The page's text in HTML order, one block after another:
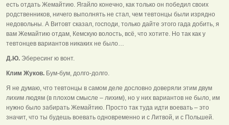
есть отдать Жемайтию. Ягайло конечно, как только он победил своих
родственников, ничего выполнять не стал, чем тевтонцы были изрядно
недовольны. А Витовт сказал, господи, только дайте этого гада добить, я
вам Жемайтию отдам, Кемскую волость, всё, что хотите. Но так как у
тевтонцев вариантов никаких не было…
Д.Ю. Эбересинг ю вонт.
Клим Жуков. Бум-бум, долго-долго.
Я не думаю, что тевтонцы в самом деле дословно доверяли этим двум
лихим людям (в плохом смысле – лихим), но у них вариантов не было, им
нужно было забирать Жемайтию. Просто так туда идти воевать – это
значит, что ты будешь воевать одновременно и с Литвой, и с Польшей.